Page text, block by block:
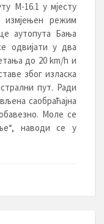
М-16.1 у мјесту
измјењен режим
аутопута Бања
одвијати у два
до 20 km/h и
због изласка
пут. Ради
саобраћајна
Моле се
наводи се у